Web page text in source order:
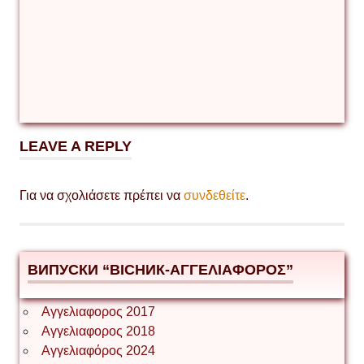
LEAVE A REPLY
Για να σχολιάσετε πρέπει να συνδεθείτε.
ВИПУСКИ “ВІСНИК-ΑΓΓΕΛΙΑΦΟΡΟΣ”
Αγγελιαφορος 2017
Αγγελιαφορος 2018
Αγγελιαφόρος 2024